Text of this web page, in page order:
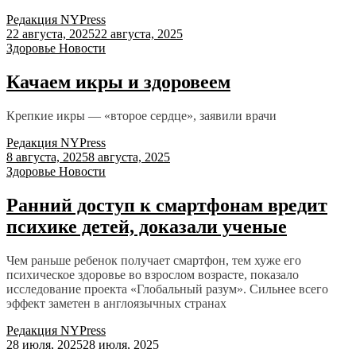
Редакция NYPress
22 августа, 202522 августа, 2025
Здоровье Новости
Качаем икры и здоровеем
Крепкие икры — «второе сердце», заявили врачи
Редакция NYPress
8 августа, 20258 августа, 2025
Здоровье Новости
Ранний доступ к смартфонам вредит
психике детей, доказали ученые
Чем раньше ребенок получает смартфон, тем хуже его
психическое здоровье во взрослом возрасте, показало
исследование проекта «Глобальный разум». Сильнее всего
эффект заметен в англоязычных странах
Редакция NYPress
28 июля, 202528 июля, 2025